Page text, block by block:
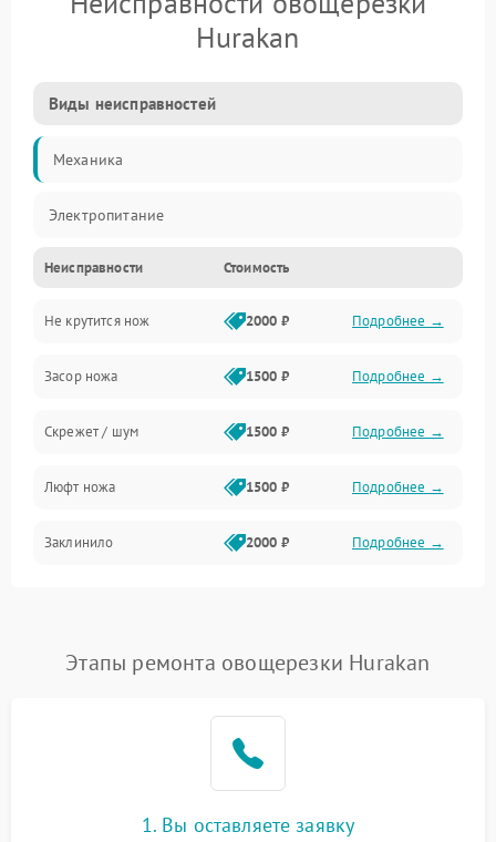
Hurakan
Виды неисправностей
Механика
Электропитание
Неисправности Стоимость
Не крутится нож 2000 ₽ Подробнее →
Засор ножа 1500 ₽ Подробнее →
Скрежет / шум 1500 ₽ Подробнее →
Люфт ножа 1500 ₽ Подробнее →
Заклинило 2000 ₽ Подробнее →
Этапы ремонта овощерезки Hurakan
1. Вы оставляете заявку